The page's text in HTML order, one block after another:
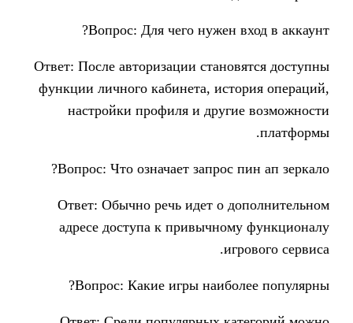
Вопрос: Для чего нужен
Ответ: После авторизации
функции личного кабинета,
настройки профиля и
Вопрос: Что означает запрос
Ответ: Обычно речь идет о
адресе доступа к
Вопрос: Какие игры